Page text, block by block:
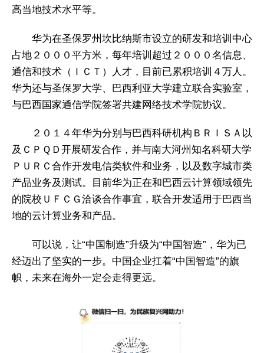
高当地技术水平等。
华为在圣保罗州坎比纳斯市设立的研发和培训中心
占地２０００平方米，每年培训超过２０００名信息、
通信和技术（ＩＣＴ）人才，目前已累积培训４万人。
华为还与圣保罗大学、巴西利亚大学建立联合实验室，
与巴西国家通信学院签署共建网络技术学院协议。
２０１４年华为分别与巴西科研机构ＢＲＩＳＡ以
及ＣＰＱＤ开展研发合作，并与南大河州知名科研大学
ＰＵＲＣ合作开发电信类软件和业务，以及数字城市类
产品业务及测试。目前华为正在和巴西云计算领域领先
的院校ＵＦＣＧ洽谈合作事宜，联合开发适用于巴西当
地的云计算业务和产品。
可以说，让“中国制造”升级为“中国智造”，华为已
经迈出了坚实的一步。中国企业扛着“中国智造”的旗
帜，未来在海外一定会走得更远。